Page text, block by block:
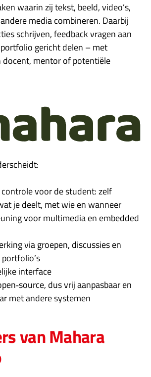
waarin zij tekst, beeld, video’s,
media combineren. Daarbij
schrijven, feedback vragen aan
gericht delen – met
docent, mentor of potentiële
voor de student: zelf
je deelt, met wie en wanneer
voor multimedia en embedded
via groepen, discussies en
interface
dus vrij aanpasbaar en
met andere systemen
van Mahara